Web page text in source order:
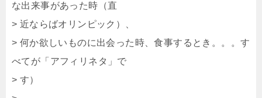
な出来事があった時（直
> 近ならばオリンピック）、
> 何か欲しいものに出会った時、食事するとき。。。す
べてが「アフィリネタ」で
> す）